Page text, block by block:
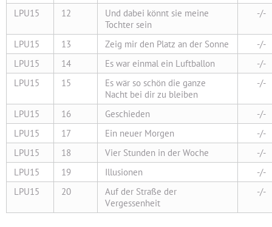
LPU15
12
Und dabei könnt sie meine
Tochter sein
-/-
LPU15 13 Zeig mir den Platz an der Sonne
-/-
LPU15
14 Es war einmal ein Luftballon
-/-
LPU15
15
Es wär so schön die ganze
Nacht bei dir zu bleiben
-/-
LPU15 16 Geschieden
-/-
LPU15
17 Ein neuer Morgen
-/-
LPU15
18 Vier Stunden in der Woche
-/-
LPU15
19 Illusionen
-/-
LPU15
20
Auf der Straße der
Vergessenheit
-/-